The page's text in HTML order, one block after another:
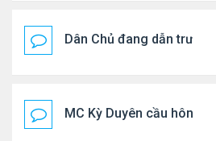
Dân Chủ đang dẫn trước
MC Kỳ Duyên cầu hôn lại